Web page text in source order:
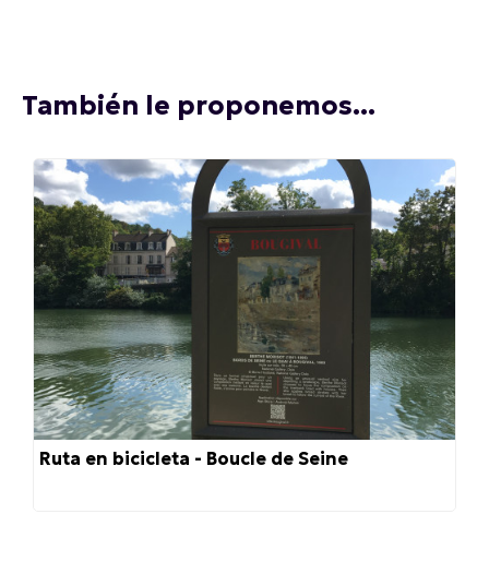
También le proponemos...
Ruta en bicicleta - Boucle de Seine